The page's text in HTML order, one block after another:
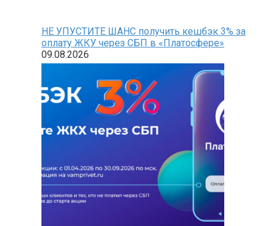
НЕ УПУСТИТЕ ШАНС получить кешбэк 3% за
оплату ЖКУ через СБП в «Платосфере»
09.08.2026